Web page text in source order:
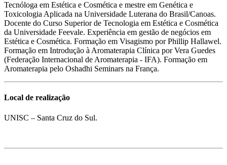
Tecnóloga em Estética e Cosmética e mestre em Genética e
Toxicologia Aplicada na Universidade Luterana do Brasil/Canoas.
Docente do Curso Superior de Tecnologia em Estética e Cosmética
da Universidade Feevale. Experiência em gestão de negócios em
Estética e Cosmética. Formação em Visagismo por Phillip Hallawel.
Formação em Introdução à Aromaterapia Clínica por Vera Guedes
(Federação Internacional de Aromaterapia - IFA). Formação em
Aromaterapia pelo Oshadhi Seminars na França.
Local de realização
UNISC – Santa Cruz do Sul.